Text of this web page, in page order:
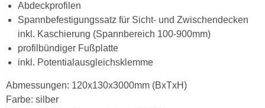
Abdeckprofilen
Spannbefestigungssatz für Sicht- und Zwischendecken
inkl. Kaschierung (Spannbereich 100-900mm)
profilbündiger Fußplatte
inkl. Potentialausgleichsklemme
Abmessungen: 120x130x3000mm (BxTxH)
Farbe: silber